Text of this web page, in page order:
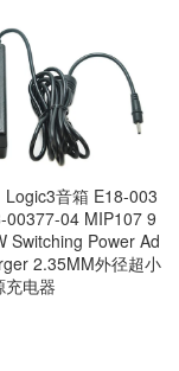
Logic3音箱 E18-003
00377-04 MIP107 9
Switching Power Ad
2.35MM外径超小
充电器